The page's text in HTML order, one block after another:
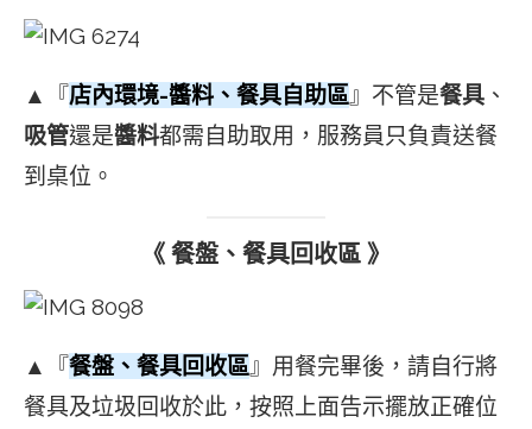
▲『店內環境-醬料、餐具自助區』不管是餐具 、
吸管還是醬料都需自助取用，服務員只負責送餐
到桌位。
《 餐盤、餐具回收區 》
▲『餐盤、餐具回收區』用餐完畢後，請自行將
餐具及垃圾回收於此，按照上面告示擺放正確位